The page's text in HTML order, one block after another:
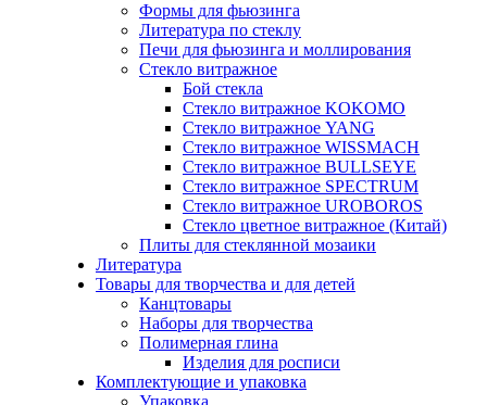
Формы для фьюзинга
Литература по стеклу
Печи для фьюзинга и моллирования
Стекло витражное
Бой стекла
Стекло витражное KOKOMO
Стекло витражное YANG
Стекло витражное WISSMACH
Стекло витражное BULLSEYE
Стекло витражное SPECTRUM
Стекло витражное UROBOROS
Стекло цветное витражное (Китай)
Плиты для стеклянной мозаики
Литература
Товары для творчества и для детей
Канцтовары
Наборы для творчества
Полимерная глина
Изделия для росписи
Комплектующие и упаковка
Упаковка